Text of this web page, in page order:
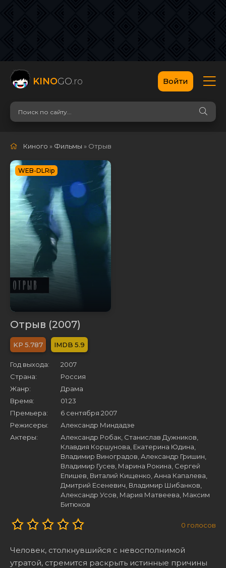
KINOGO.ro Войти
Киного » Фильмы » Отрыв
WEB-DLRip
Отрыв (2007)
5.787 5.9
Год выхода:
2007
Страна:
Россия
Жанр:
Драма
Время:
01:23
Премьера:
6 сентября 2007
Режисеры:
Александр Миндадзе
Актеры:
Александр Робак, Станислав Дужников,
Клавдия Коршунова, Екатерина Юдина,
Владимир Виноградов, Александр Гришин,
Владимир Гусев, Марина Рокина, Сергей
Епишев, Виталий Кищенко, Анна Капалева,
Дмитрий Есеневич, Владимир Шибанков,
Александр Усов, Мария Матвеева, Максим
Битюков
0 голосов
Человек, столкнувшийся с невосполнимой
утратой, стремится раскрыть истинные причины